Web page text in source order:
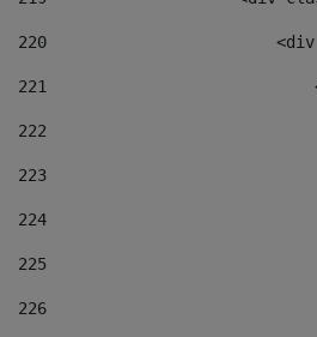
220
221
222
223
224
225
226